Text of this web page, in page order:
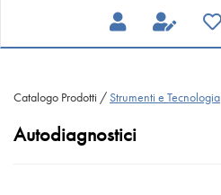
Catalogo Prodotti /Strumenti e Tecnologia
Autodiagnostici